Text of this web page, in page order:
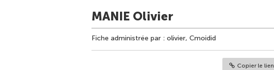
MANIE Olivier
Fiche administrée par : olivier, Cmoidid
Copier le lien